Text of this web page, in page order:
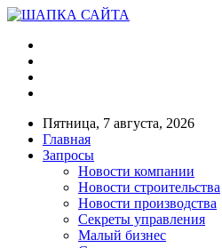
Пятница, 7 августа, 2026
Главная
Запросы
Новости компании
Новости строительства
Новости производства
Секреты управления
Малый бизнес